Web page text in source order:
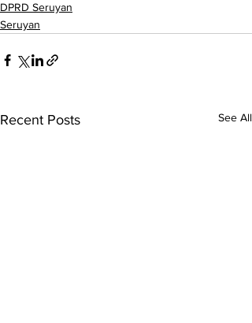
DPRD Seruyan
Seruyan
Recent Posts See All